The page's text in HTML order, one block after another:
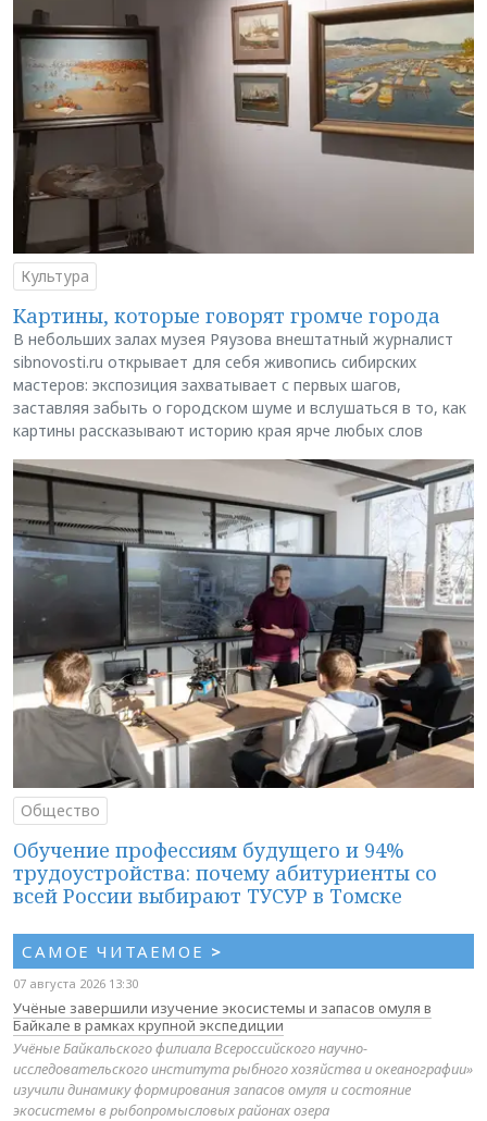
Культура
Картины, которые говорят громче города
В небольших залах музея Ряузова внештатный журналист
sibnovosti.ru открывает для себя живопись сибирских
мастеров: экспозиция захватывает с первых шагов,
заставляя забыть о городском шуме и вслушаться в то, как
картины рассказывают историю края ярче любых слов
Общество
Обучение профессиям будущего и 94%
трудоустройства: почему абитуриенты со
всей России выбирают ТУСУР в Томске
САМОЕ ЧИТАЕМОЕ >
07 августа 2026 13:30
Учёные завершили изучение экосистемы и запасов омуля в
Байкале в рамках крупной экспедиции
Учёные Байкальского филиала Всероссийского научно-
исследовательского института рыбного хозяйства и океанографии»
изучили динамику формирования запасов омуля и состояние
экосистемы в рыбопромысловых районах озера